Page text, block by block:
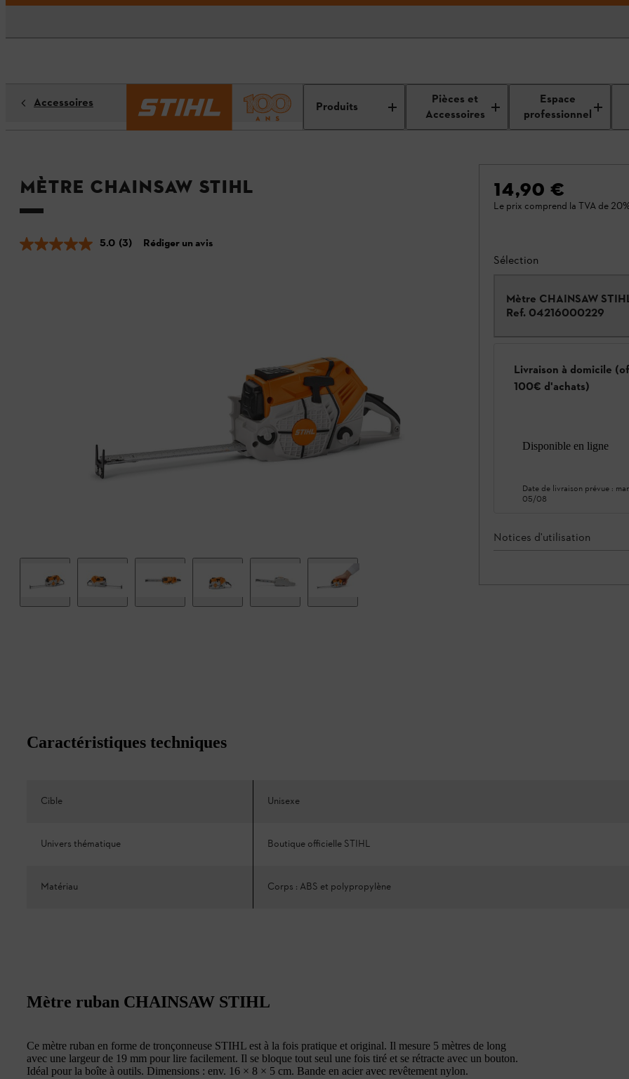
Produits
Pièces et
Accessoires
Espace
professionnel
Accessoires
Mètre CHAINSAW STIHL
5.0 (3) Rédiger un avis
14,90 €
Le prix comprend la TVA de
Sélection
Mètre CHAINSAW
Ref. 04216000229
Livraison à domicile
100€ d'achats)
Disponible en ligne
Date de livraison prévue :
05/08
Notices d'utilisation
Caractéristiques techniques
Cible Unisexe
Univers thématique Boutique officielle STIHL
Matériau Corps : ABS et polypropylène
Mètre ruban CHAINSAW STIHL
Ce mètre ruban en forme de tronçonneuse STIHL est à la fois pratique et original. Il mesure 5 mètres de long
avec une largeur de 19 mm pour lire facilement. Il se bloque tout seul une fois tiré et se rétracte avec un bouton.
Idéal pour la boîte à outils. Dimensions : env. 16 × 8 × 5 cm. Bande en acier avec revêtement nylon.